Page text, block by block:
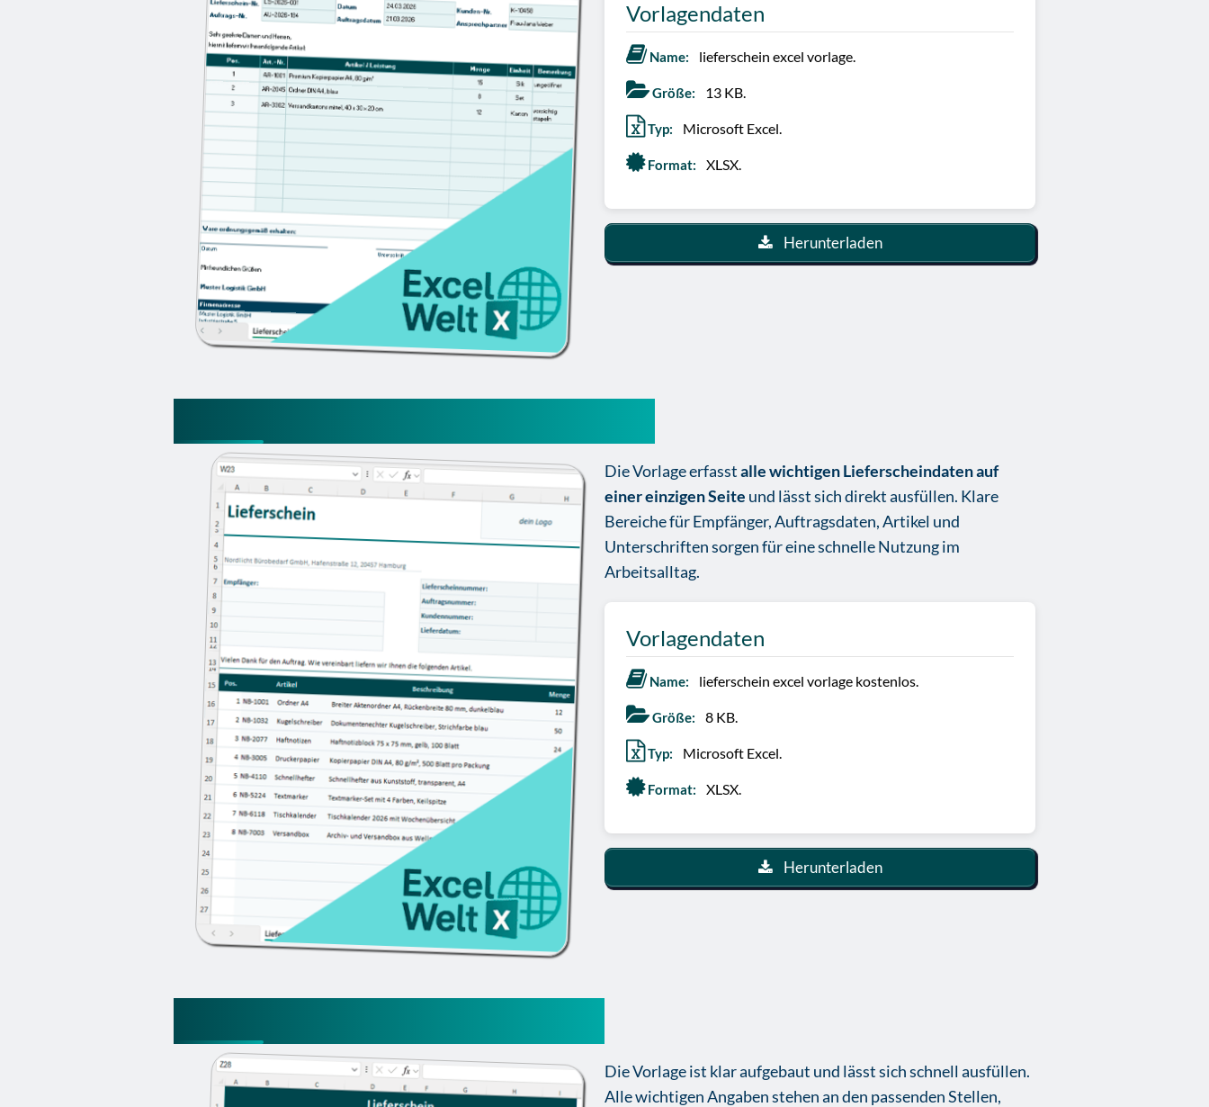
Vorlagendaten
Name: lieferschein excel vorlage.
Größe: 13 KB.
Typ: Microsoft Excel.
Format: XLSX.
Herunterladen
Die Vorlage erfasstalle wichtigen Lieferscheindaten auf
einer einzigen Seite und lässt sich direkt ausfüllen. Klare
Bereiche für Empfänger, Auftragsdaten, Artikel und
Unterschriften sorgen für eine schnelle Nutzung im
Arbeitsalltag.
Vorlagendaten
Name: lieferschein excel vorlage kostenlos.
Größe: 8 KB.
Typ: Microsoft Excel.
Format: XLSX.
Herunterladen
Die Vorlage ist klar aufgebaut und lässt sich schnell ausfüllen.
Alle wichtigen Angaben stehen an den passenden Stellen,